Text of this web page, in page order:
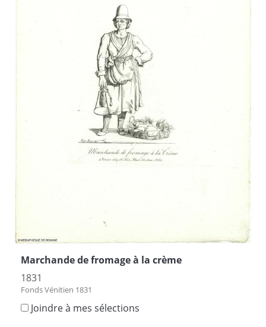
Marchande de fromage à la crème
1831
Fonds Vénitien 1831
Joindre à mes sélections